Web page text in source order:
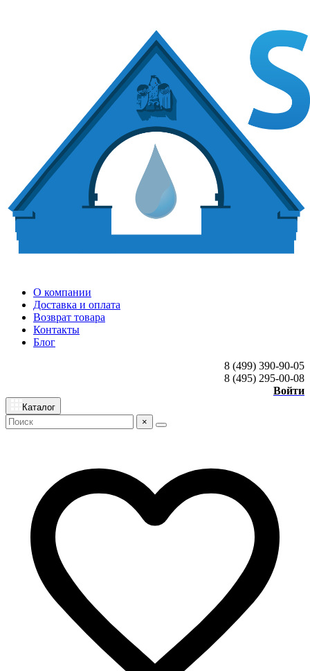
О компании
Доставка и оплата
Возврат товара
Контакты
Блог
8 (499) 390-90-05
8 (495) 295-00-08
Войти
Каталог
×